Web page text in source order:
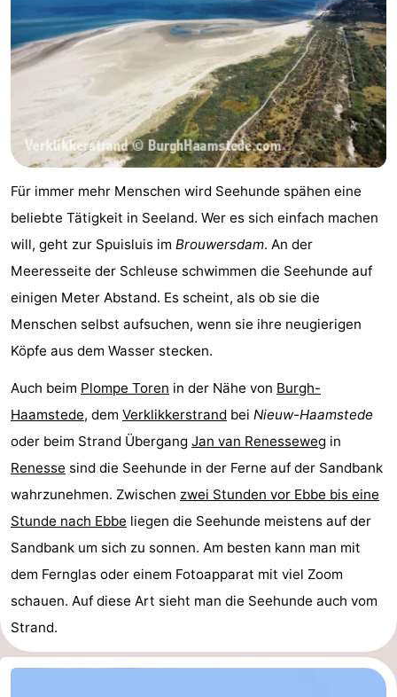
Hollands
Duin
Noordwijk
Katwijk
-
Scheveningen
Den
-
Rockanje
Zeeland
Schouwen-
Duiveland
-
Brouwershaven
-
Zierikzee
-
Oosterschelde
Burgh
Haamstede
-
Natur
Kop
Schouwen
Walcheren
-
Natur
-
Für immer mehr Menschen wird Seehunde spähen eine
beliebte Tätigkeit in Seeland. Wer es sich einfach machen
will, geht zur Spuisluis im Brouwersdam. An der
Meeresseite der Schleuse schwimmen die Seehunde auf
einigen Meter Abstand. Es scheint, als ob sie die
Menschen selbst aufsuchen, wenn sie ihre neugierigen
Köpfe aus dem Wasser stecken.
Auch beim Plompe Toren in der Nähe von Burgh-
Haamstede, dem Verklikkerstrand bei Nieuw-Haamstede
oder beim Strand Übergang Jan van Renesseweg in
Renesse sind die Seehunde in der Ferne auf der Sandbank
wahrzunehmen. Zwischen zwei Stunden vor Ebbe bis eine
Stunde nach Ebbe liegen die Seehunde meistens auf der
Sandbank um sich zu sonnen. Am besten kann man mit
dem Fernglas oder einem Fotoapparat mit viel Zoom
schauen. Auf diese Art sieht man die Seehunde auch vom
Strand.